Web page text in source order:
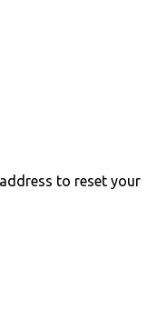
to reset your